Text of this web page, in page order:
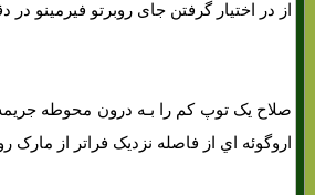
از در اختیار گرفتن جای روبرتو فیرمینو در دقیقه 51
صلاح یک توپ کم را بـه درون محوطه
اروگوئه اي از فاصله نزدیک فراتر از